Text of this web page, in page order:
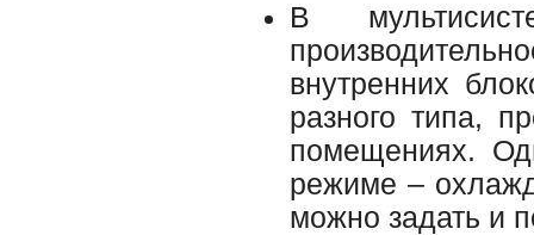
В
внутренних
разного типа,
помещениях.
режиме –
можно задать и